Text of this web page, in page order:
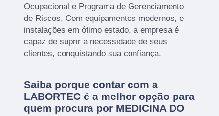
Ocupacional e Programa de Gerenciamento
de Riscos. Com equipamentos modernos, e
instalações em ótimo estado, a empresa é
capaz de suprir a necessidade de seus
clientes, conquistando sua confiança.
Saiba porque contar com a
LABORTEC é a melhor opção para
quem procura por MEDICINA DO